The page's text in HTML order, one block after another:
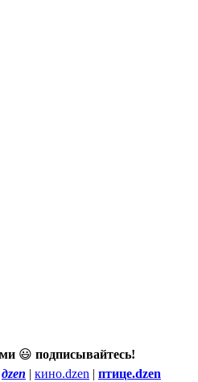
😃 подписывайтесь!
дzen | кино.dzen | птице.dzen